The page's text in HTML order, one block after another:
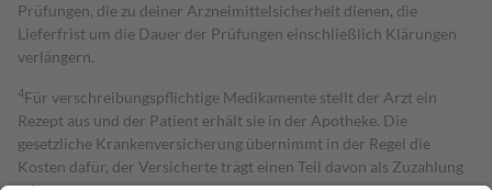
Prüfungen, die zu deiner Arzneimittelsicherheit dienen, die
Lieferfrist um die Dauer der Prüfungen einschließlich Klärungen
verlängern.
4Für verschreibungspflichtige Medikamente stellt der Arzt ein
Rezept aus und der Patient erhält sie in der Apotheke. Die
gesetzliche Krankenversicherung übernimmt in der Regel die
Kosten dafür, der Versicherte trägt einen Teil davon als Zuzahlung